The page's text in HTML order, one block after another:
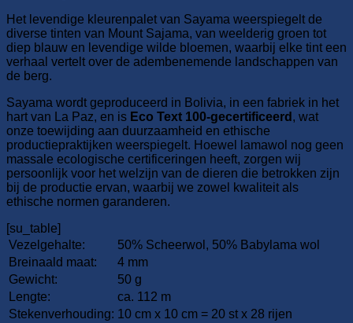
Het levendige kleurenpalet van Sayama weerspiegelt de
diverse tinten van Mount Sajama, van weelderig groen tot
diep blauw en levendige wilde bloemen, waarbij elke tint een
verhaal vertelt over de adembenemende landschappen van
de berg.
Sayama wordt geproduceerd in Bolivia, in een fabriek in het
hart van La Paz, en is Eco Text 100-gecertificeerd , wat
onze toewijding aan duurzaamheid en ethische
productiepraktijken weerspiegelt. Hoewel lamawol nog geen
massale ecologische certificeringen heeft, zorgen wij
persoonlijk voor het welzijn van de dieren die betrokken zijn
bij de productie ervan, waarbij we zowel kwaliteit als
ethische normen garanderen.
[su_table]
Vezelgehalte:
50% Scheerwol, 50% Babylama wol
Breinaald maat:
4 mm
Gewicht:
50 g
Lengte:
ca. 112 m
Stekenverhouding: 10 cm x 10 cm = 20 st x 28 rijen